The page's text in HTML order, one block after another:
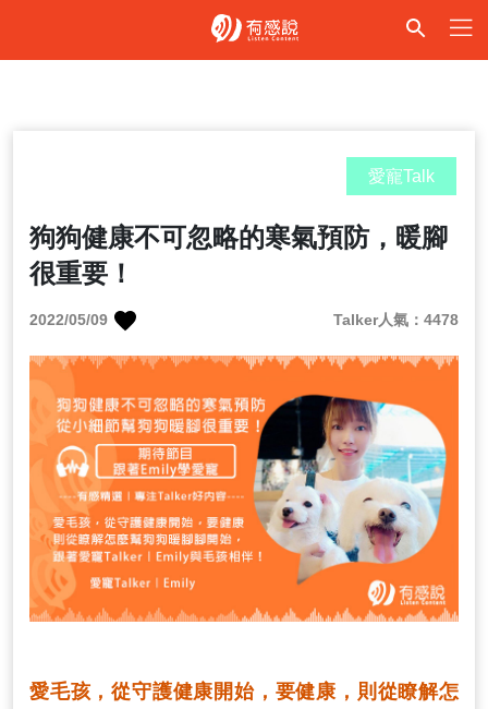
狗狗健康不可忽略的寒氣預防，暖腳
很重要！
愛寵Talk
2022/05/09 Talker人氣：4478
愛毛孩，從守護健康開始，要健康，則從瞭解怎